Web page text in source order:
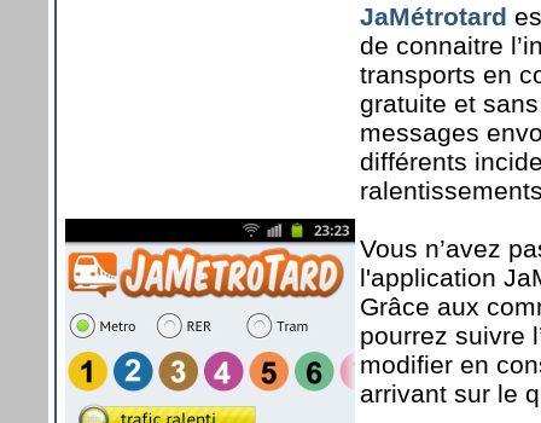
JaMétrotard
de connaitre
transports en
gratuite et
messages
différents
Vous n’avez
l'application
Grâce aux
pourrez suivre
modifier en
arrivant sur le